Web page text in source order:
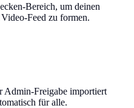
Bereich, um deinen
Feed zu formen.
Admin-Freigabe importiert
für alle.